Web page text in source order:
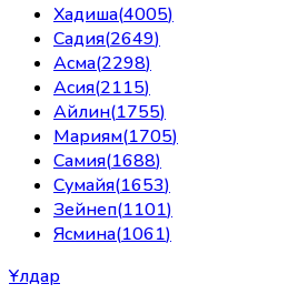
Хадиша(4005)
Садия(2649)
Асма(2298)
Асия(2115)
Айлин(1755)
Мариям(1705)
Самия(1688)
Сумайя(1653)
Зейнеп(1101)
Ясмина(1061)
Ұлдар